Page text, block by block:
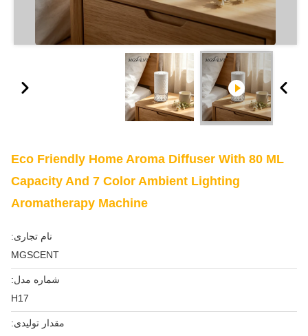
Eco Friendly Home Aroma Diffuser With 80 ML
Capacity And 7 Color Ambient Lighting
Aromatherapy Machine
نام تجاری:
MGSCENT
شماره مدل:
H17
مقدار تولیدی: